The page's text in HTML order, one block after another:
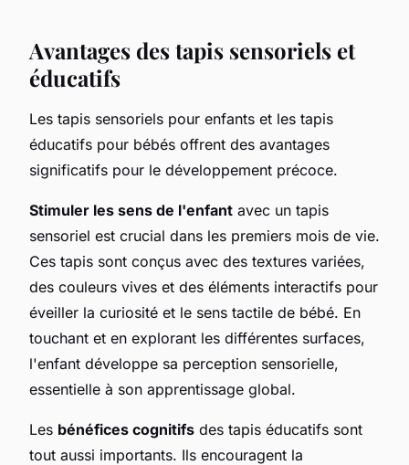
Avantages des tapis sensoriels et
éducatifs
Les tapis sensoriels pour enfants et les tapis
éducatifs pour bébés offrent des avantages
significatifs pour le développement précoce.
Stimuler les sens de l'enfant avec un tapis
sensoriel est crucial dans les premiers mois de vie.
Ces tapis sont conçus avec des textures variées,
des couleurs vives et des éléments interactifs pour
éveiller la curiosité et le sens tactile de bébé. En
touchant et en explorant les différentes surfaces,
l'enfant développe sa perception sensorielle,
essentielle à son apprentissage global.
Les bénéfices cognitifs des tapis éducatifs sont
tout aussi importants. Ils encouragent la